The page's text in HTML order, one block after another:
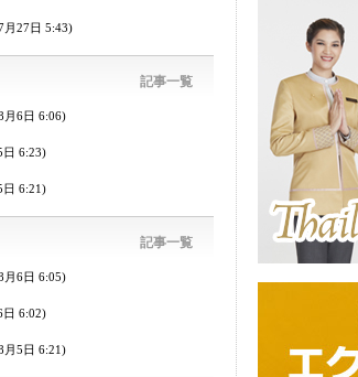
月27日 5:43)
記事一覧
月6日 6:06)
日 6:23)
日 6:21)
記事一覧
月6日 6:05)
日 6:02)
月5日 6:21)